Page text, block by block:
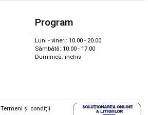
Program
Luni - vineri: 10.00 - 20.00
Sâmbătă: 10.00 - 17.00
Duminică: închis
Termeni și condiții